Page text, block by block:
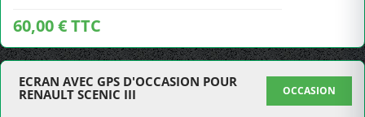
60,00 € TTC
ECRAN AVEC GPS D'OCCASION POUR
RENAULT SCENIC III
OCCASION